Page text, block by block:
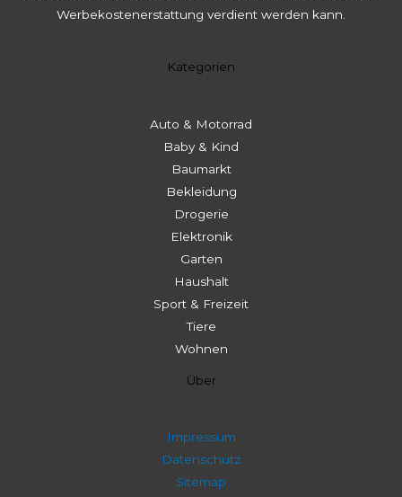
Werbekostenerstattung verdient werden kann.
Kategorien
Auto & Motorrad
Baby & Kind
Baumarkt
Bekleidung
Drogerie
Elektronik
Garten
Haushalt
Sport & Freizeit
Tiere
Wohnen
Über
Impressum
Datenschutz
Sitemap